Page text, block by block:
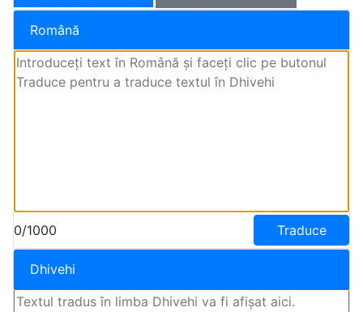
Română
0/1000 Traduce
Dhivehi